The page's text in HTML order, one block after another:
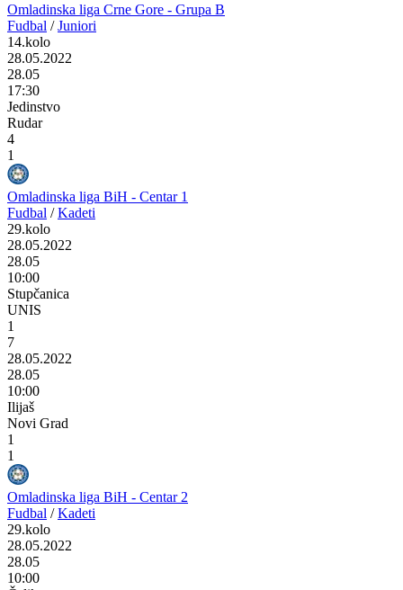
Omladinska liga Crne Gore - Grupa B
Fudbal / Juniori
14.kolo
28.05.2022
28.05
17:30
Jedinstvo
Rudar
4
1
Omladinska liga BiH - Centar 1
Fudbal / Kadeti
29.kolo
28.05.2022
28.05
10:00
Stupčanica
UNIS
1
7
28.05.2022
28.05
10:00
Ilijaš
Novi Grad
1
1
Omladinska liga BiH - Centar 2
Fudbal / Kadeti
29.kolo
28.05.2022
28.05
10:00